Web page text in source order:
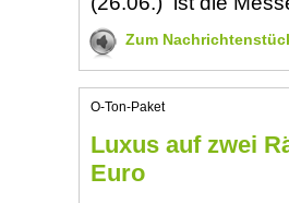
Zum
O-Ton-Paket
Luxus auf zwei
Euro